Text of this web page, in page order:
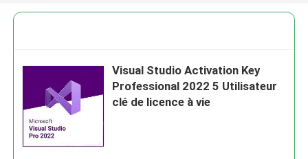
Visual Studio Activation Key
Professional 2022 5 Utilisateur
clé de licence à vie